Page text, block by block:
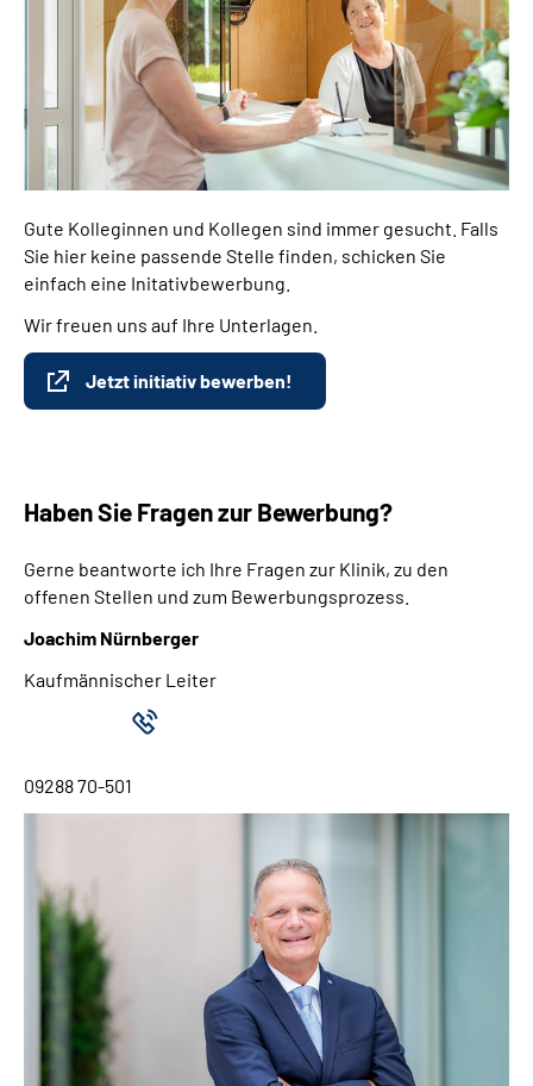
Gute Kolleginnen und Kollegen sind immer gesucht. Falls
Sie hier keine passende Stelle finden, schicken Sie
einfach eine Initativbewerbung.
Wir freuen uns auf Ihre Unterlagen.
Jetzt initiativ bewerben!
Haben Sie Fragen zur Bewerbung?
Gerne beantworte ich Ihre Fragen zur Klinik, zu den
offenen Stellen und zum Bewerbungsprozess.
Joachim Nürnberger
Kaufmännischer Leiter
09288 70-501